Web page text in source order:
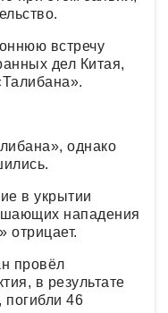
встречу
дел Китая,
однако
в укрытии
нападения
отрицает.
провёл
в результате
46